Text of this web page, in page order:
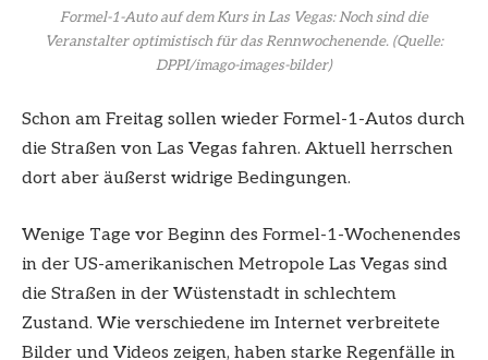
Formel-1-Auto auf dem Kurs in Las Vegas: Noch sind die
Veranstalter optimistisch für das Rennwochenende. (Quelle:
DPPI/imago-images-bilder)
Schon am Freitag sollen wieder Formel-1-Autos durch
die Straßen von Las Vegas fahren. Aktuell herrschen
dort aber äußerst widrige Bedingungen.
Wenige Tage vor Beginn des Formel-1-Wochenendes
in der US-amerikanischen Metropole Las Vegas sind
die Straßen in der Wüstenstadt in schlechtem
Zustand. Wie verschiedene im Internet verbreitete
Bilder und Videos zeigen, haben starke Regenfälle in